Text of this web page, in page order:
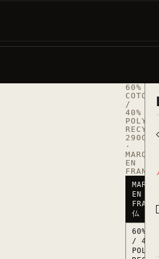
波
60%
COTON
/
40%
290G/
·
MARQUÉ
EN
FRANCE
EN
仏
60%
/ 40%